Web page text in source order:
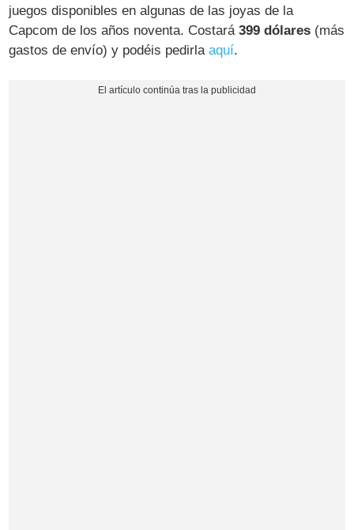
juegos disponibles en algunas de las joyas de la
Capcom de los años noventa. Costará399 dólares (más
gastos de envío) y podéis pedirlaaquí.